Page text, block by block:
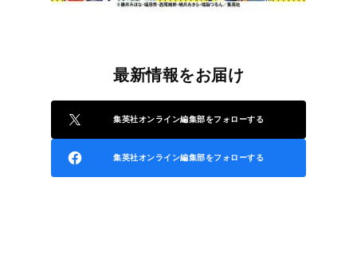
最新情報をお届け
集英社オンライン編集部をフォローする
集英社オンライン編集部をフォローする